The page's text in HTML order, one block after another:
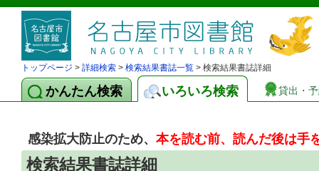
トップページ > 詳細検索 > 検索結果書誌一覧 > 検索結果書誌詳細
かんたん検索 いろいろ検索 貸出・
感染拡大防止のため、本を読む前、読んだ後は手
検索結果書誌詳細